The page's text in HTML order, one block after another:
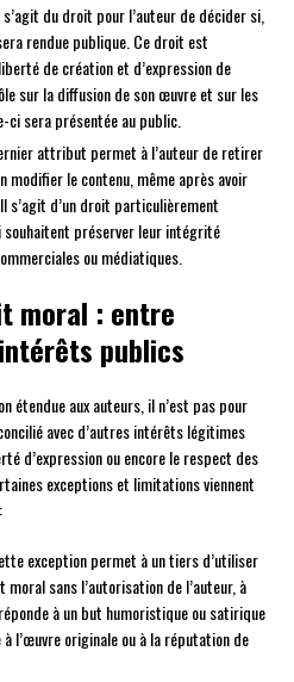
du droit pour l’auteur de décider si,
rendue publique. Ce droit est
de création et d’expression de
sur la diffusion de son œuvre et sur les
ci sera présentée au public.
attribut permet à l’auteur de retirer
modifier le contenu, même après avoir
s’agit d’un droit particulièrement
préserver leur intégrité
ou médiatiques.
moral : entre
publics
étendue aux auteurs, il n’est pas pour
avec d’autres intérêts légitimes
d’expression ou encore le respect des
exceptions et limitations viennent
exception permet à un tiers d’utiliser
sans l’autorisation de l’auteur, à
à un but humoristique ou satirique
l’œuvre originale ou à la réputation de